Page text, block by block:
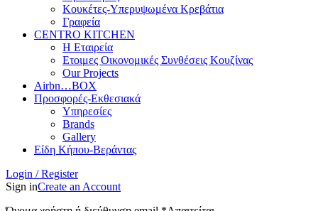
Κουκέτες-Υπερυψωμένα Κρεβάτια
Γραφεία
CENTRO KITCHEN
Η Εταιρεία
Ετοιμες Οικονομικές Συνθέσεις Κουζίνας
Our Projects
Airbn…BOX
Προσφορές-Εκθεσιακά
Υπηρεσίες
Brands
Gallery
Είδη Κήπου-Βεράντας
Login / Register
Sign inCreate an Account